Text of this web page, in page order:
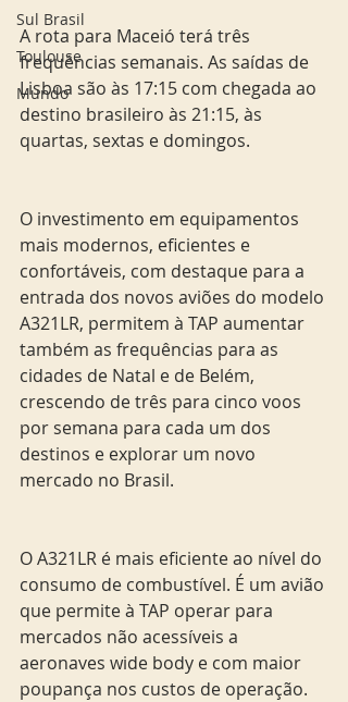
Sul Brasil
Toulouse
Mundo
A rota para Maceió terá três
frequências semanais. As saídas de
Lisboa são às 17:15 com chegada ao
destino brasileiro às 21:15, às
quartas, sextas e domingos.
O investimento em equipamentos
mais modernos, eficientes e
confortáveis, com destaque para a
entrada dos novos aviões do modelo
A321LR, permitem à TAP aumentar
também as frequências para as
cidades de Natal e de Belém,
crescendo de três para cinco voos
por semana para cada um dos
destinos e explorar um novo
mercado no Brasil.
O A321LR é mais eficiente ao nível do
consumo de combustível. É um avião
que permite à TAP operar para
mercados não acessíveis a
aeronaves wide body e com maior
poupança nos custos de operação.